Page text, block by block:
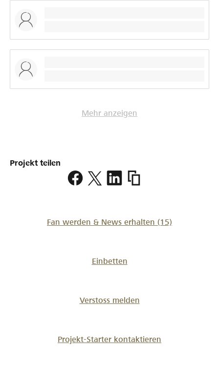
Mehr anzeigen
Projekt teilen
https://
Fan werden & News erhalten (15)
Einbetten
Verstoss melden
Projekt-Starter kontaktieren